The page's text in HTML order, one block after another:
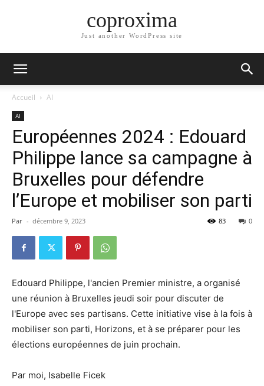
coproxima
Just another WordPress site
Accueil AI
AI
Européennes 2024 : Edouard
Philippe lance sa campagne à
Bruxelles pour défendre
l’Europe et mobiliser son parti
Par - décembre 9, 2023 0
83
Edouard Philippe, l'ancien Premier ministre, a organisé
une réunion à Bruxelles jeudi soir pour discuter de
l'Europe avec ses partisans. Cette initiative vise à la fois à
mobiliser son parti, Horizons, et à se préparer pour les
élections européennes de juin prochain.
Par moi, Isabelle Ficek